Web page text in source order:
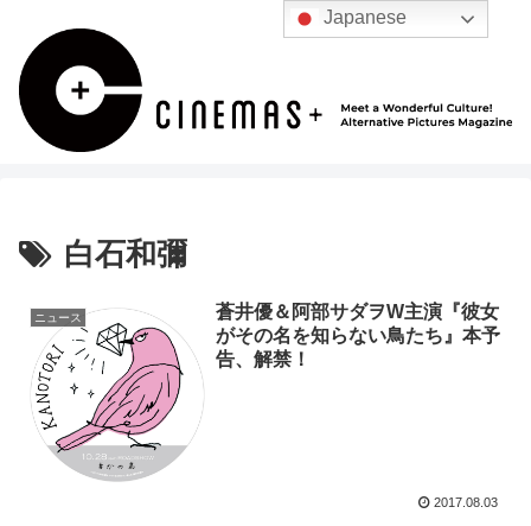
白石和彌
ニュース
蒼井優＆阿部サダヲW主演『彼女
がその名を知らない鳥たち』本予
告、解禁！
2017.08.03
Japanese